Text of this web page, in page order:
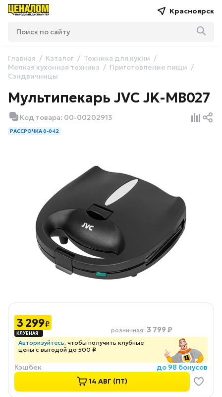
Красноярск
Главная Каталог
Техника для кухни
Мелкая кухонная техника
Приготовление пищи
Сэндвичницы
Мультипекарь JVC JK-MB027
Код товара: 00-00202913
РАССРОЧКА 0-0-12
3 299₽
розничная: 3 799 ₽
Авторизуйтесь, чтобы получить клубные
цены с выгодой до 500 ₽
Кэшбек
до 98 бонусов
14 АВГ (ПТ)